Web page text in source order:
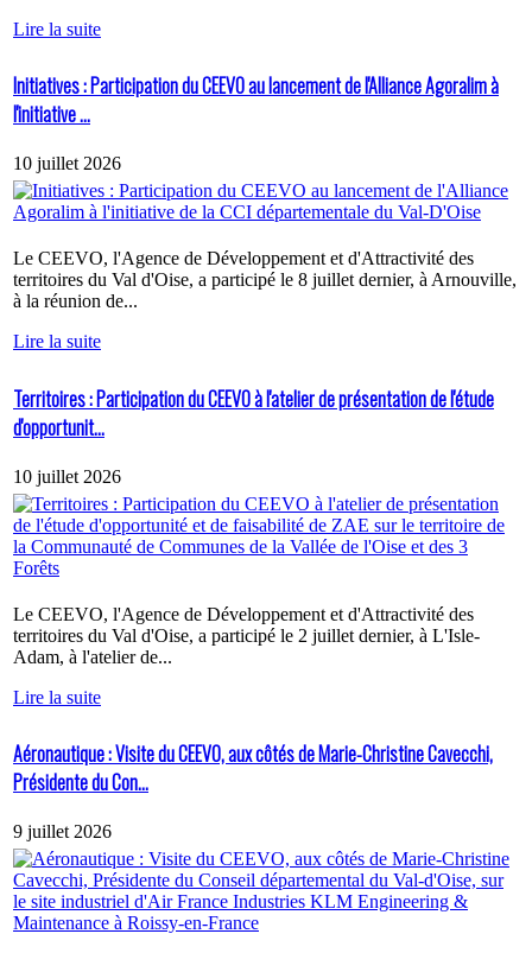
Lire la suite
Initiatives : Participation du CEEVO au lancement de l'Alliance Agoralim à
l'initiative ...
10 juillet 2026
Le CEEVO, l'Agence de Développement et d'Attractivité des
territoires du Val d'Oise, a participé le 8 juillet dernier, à Arnouville,
à la réunion de...
Lire la suite
Territoires : Participation du CEEVO à l'atelier de présentation de l'étude
d'opportunit...
10 juillet 2026
Le CEEVO, l'Agence de Développement et d'Attractivité des
territoires du Val d'Oise, a participé le 2 juillet dernier, à L'Isle-
Adam, à l'atelier de...
Lire la suite
Aéronautique : Visite du CEEVO, aux côtés de Marie-Christine Cavecchi,
Présidente du Con...
9 juillet 2026